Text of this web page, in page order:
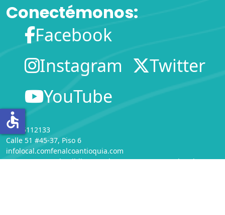
Conectémonos:
Facebook
Instagram
Twitter
YouTube
(604)5112133
Calle 51 #45-37, Piso 6
infolocal.comfenalcoantioquia.com
Departamento de BibliotecasdeCOMFENALCO Antioquia
accessible